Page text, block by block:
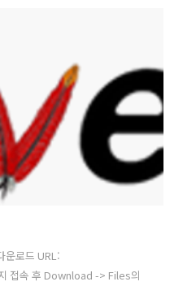
운로드 URL:
속 후 Download -> Files의